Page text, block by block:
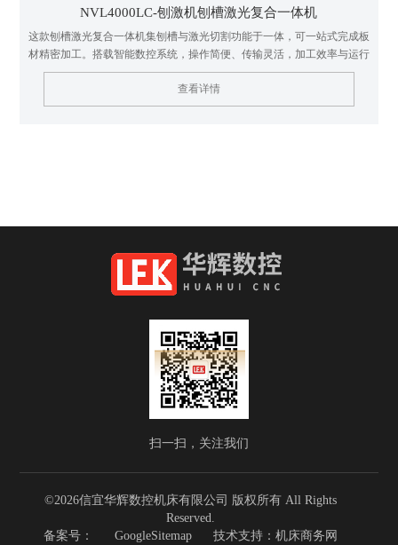
NVL4000LC-刨激机刨槽激光复合一体机
这款刨槽激光复合一体机集刨槽与激光切割功能于一体，可一站式完成板
材精密加工。搭载智能数控系统，操作简便、传输灵活，加工效率与运行
稳定性优异。刨槽结构刚性强、定位精准，进刀稳定，支持多种刀具适
配，耐用性与通用性出色。激光模块切割质量高、自动调焦便捷，维护简
单、防尘耐用。核心部件均为品牌配置，液压与电气系统安全可靠，整体
查看详情
扫一扫，关注我们
©2026信宜华辉数控机床有限公司 版权所有 All Rights
Reserved.
备案号：
GoogleSitemap 技术支持： 机床商务网